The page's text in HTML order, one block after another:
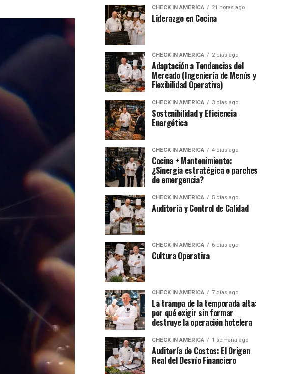
CHECK IN AMERICA 21 horas ago
Liderazgo en Cocina
CHECK IN AMERICA 2 días ago
Adaptación a Tendencias del
Mercado (Ingeniería de Menús y
Flexibilidad Operativa)
CHECK IN AMERICA 3 días ago
Sostenibilidad y Eficiencia
Energética
CHECK IN AMERICA 4 días ago
Cocina + Mantenimiento:
¿Sinergia estratégica o parches
de emergencia?
CHECK IN AMERICA 5 días ago
Auditoría y Control de Calidad
CHECK IN AMERICA 6 días ago
Cultura Operativa
CHECK IN AMERICA 7 días ago
La trampa de la temporada alta:
por qué exigir sin formar
destruye la operación hotelera
CHECK IN AMERICA 1 semana ago
Auditoría de Costos: El Origen
Real del Desvío Financiero